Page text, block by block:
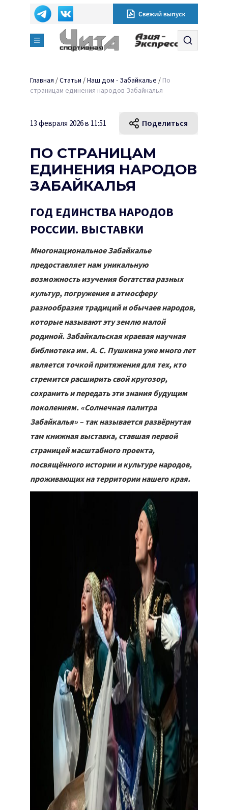
Главная /Статьи /Наш дом - Забайкалье / По
страницам единения народов Забайкалья
13 февраля 2026 в 11:51 Поделиться
ПО СТРАНИЦАМ
ЕДИНЕНИЯ НАРОДОВ
ЗАБАЙКАЛЬЯ
ГОД ЕДИНСТВА НАРОДОВ
РОССИИ. ВЫСТАВКИ
Многонациональное Забайкалье
предоставляет нам уникальную
возможность изучения богатства разных
культур, погружения в атмосферу
разнообразия традиций и обычаев народов,
которые называют эту землю малой
родиной. Забайкальская краевая научная
библиотека им. А. С. Пушкина уже много лет
является точкой притяжения для тех, кто
стремится расширить свой кругозор,
сохранить и передать эти знания будущим
поколениям. «Солнечная палитра
Забайкалья» – так называется развёрнутая
там книжная выставка, ставшая первой
страницей масштабного проекта,
посвящённого истории и культуре народов,
проживающих на территории нашего края.